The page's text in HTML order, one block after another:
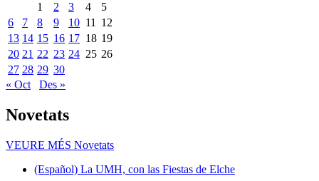
1
2 3 4
5
6
7 8 9 10 11 12
13 14 15 16 17 18 19
20 21 22 23 24 25 26
27 28 29 30
« Oct
Des »
Novetats
VEURE MÉS Novetats
(Español) La UMH, con las Fiestas de Elche